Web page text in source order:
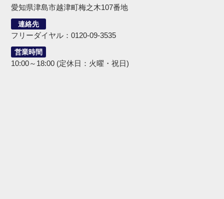
愛知県津島市越津町梅之木107番地
連絡先
フリーダイヤル：0120-09-3535
営業時間
10:00～18:00 (定休日：火曜・祝日)